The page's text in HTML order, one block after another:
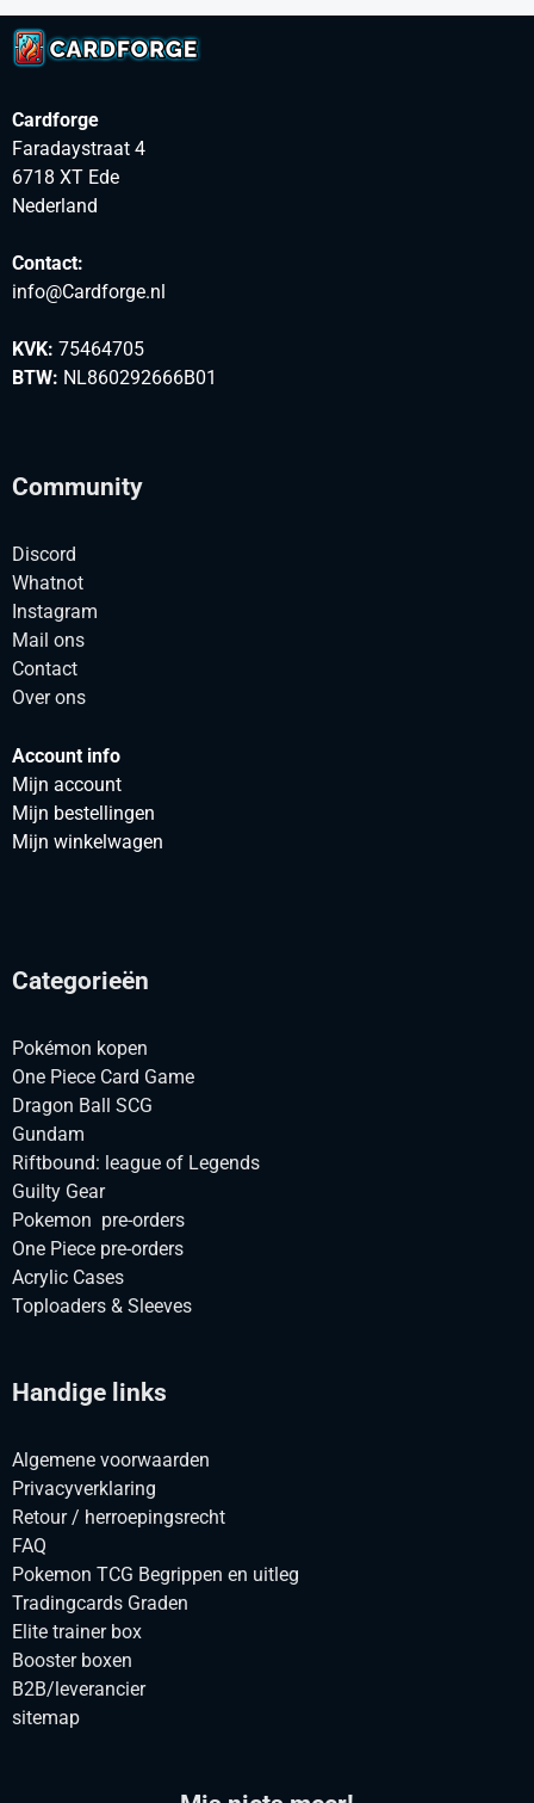
Cardforge
Faradaystraat 4
6718 XT Ede
Nederland
Contact:
info@Cardforge.nl
KVK: 75464705
BTW: NL860292666B01
Community
Discord
Whatnot
Instagram
Mail ons
Contact
Over ons
Account info
Mijn account
Mijn bestellingen
Mijn winkelwagen
Categorieën
Pokémon kopen
One Piece Card Game
Dragon Ball SCG
Gundam
Riftbound: league of Legends
Guilty Gear
Pokemon pre-orders
One Piece pre-orders
Acrylic Cases
Toploaders & Sleeves
Handige links
Algemene voorwaarden
Privacyverklaring
Retour / herroepingsrecht
FAQ
Pokemon TCG Begrippen en uitleg
Tradingcards Graden
Elite trainer box
Booster boxen
B2B/leverancier
sitemap